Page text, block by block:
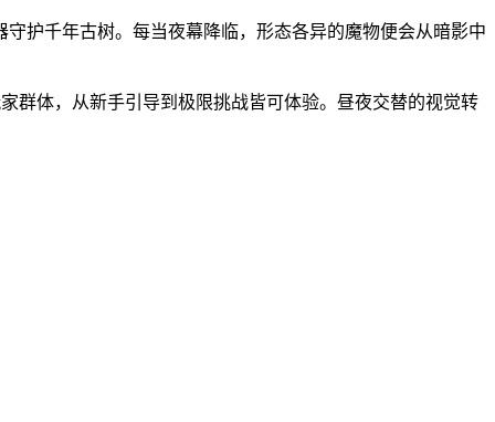
护千年古树。每当夜幕降临，形态各异的魔物便会从暗影中
群体，从新手引导到极限挑战皆可体验。昼夜交替的视觉转